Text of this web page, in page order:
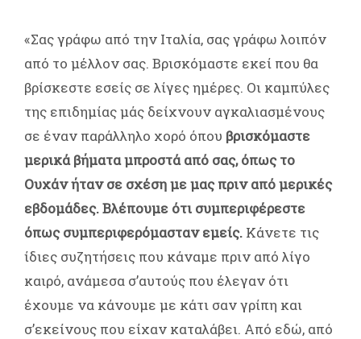
«Σας γράφω από την Ιταλία, σας γράφω λοιπόν
από το μέλλον σας. Βρισκόμαστε εκεί που θα
βρίσκεστε εσείς σε λίγες ημέρες. Οι καμπύλες
της επιδημίας μάς δείχνουν αγκαλιασμένους
σε έναν παράλληλο χορό όπου βρισκόμαστε
μερικά βήματα μπροστά από σας, όπως το
Ουχάν ήταν σε σχέση με μας πριν από μερικές
εβδομάδες.Βλέπουμε ότι συμπεριφέρεστε
όπως συμπεριφερόμασταν εμείς. Κάνετε τις
ίδιες συζητήσεις που κάναμε πριν από λίγο
καιρό, ανάμεσα σ’αυτούς που έλεγαν ότι
έχουμε να κάνουμε με κάτι σαν γρίπη και
σ’εκείνους που είχαν καταλάβει. Από εδώ, από